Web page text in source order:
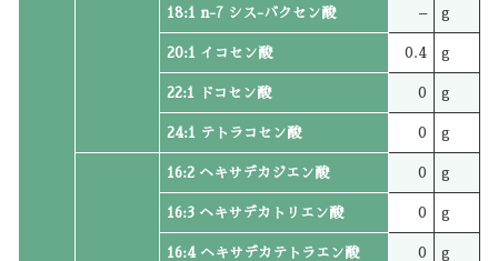
18:1 n-7 シス-バクセン酸 – g
20:1 イコセン酸 0.4 g
22:1 ドコセン酸 0 g
24:1 テトラコセン酸 0 g
16:2 ヘキサデカジエン酸 0 g
16:3 ヘキサデカトリエン酸 0 g
16:4 ヘキサデカテトラエン酸 0 g